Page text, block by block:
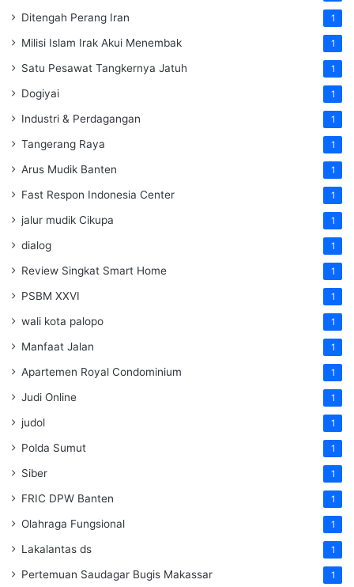
Ditengah Perang Iran 1
Milisi Islam Irak Akui Menembak 1
Satu Pesawat Tangkernya Jatuh 1
Dogiyai 1
Industri & Perdagangan 1
Tangerang Raya 1
Arus Mudik Banten 1
Fast Respon Indonesia Center 1
jalur mudik Cikupa 1
dialog 1
Review Singkat Smart Home 1
PSBM XXVI 1
wali kota palopo 1
Manfaat Jalan 1
Apartemen Royal Condominium 1
Judi Online 1
judol 1
Polda Sumut 1
Siber 1
FRIC DPW Banten 1
Olahraga Fungsional 1
Lakalantas ds 1
Pertemuan Saudagar Bugis Makassar 1